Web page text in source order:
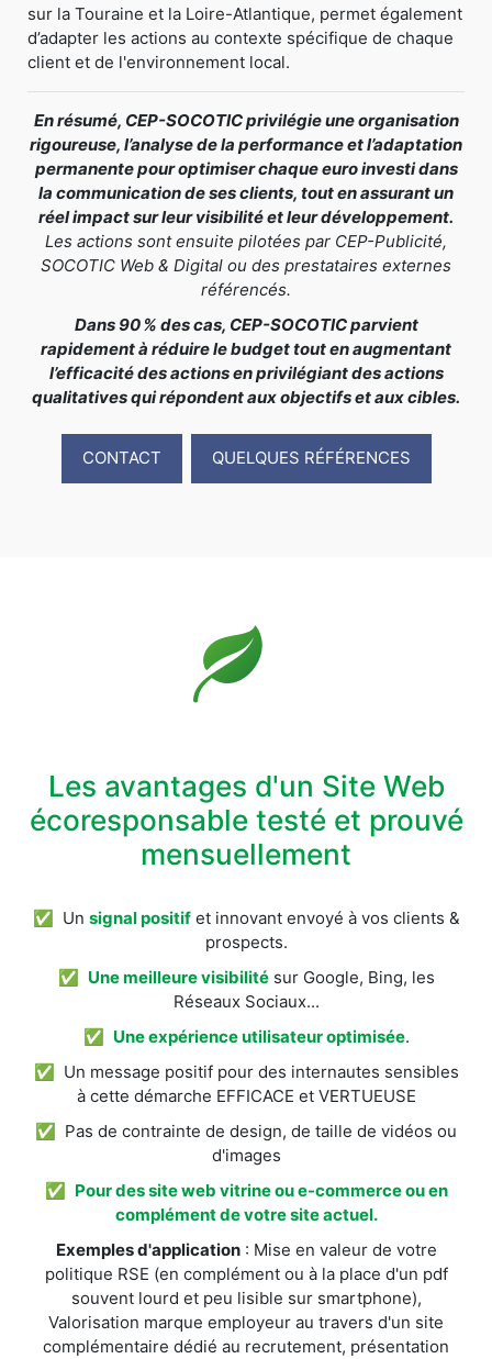
sur la Touraine et la Loire-Atlantique, permet également
d’adapter les actions au contexte spécifique de chaque
client et de l'environnement local.
En résumé, CEP-SOCOTIC privilégie une organisation
rigoureuse, l’analyse de la performance et l’adaptation
permanente pour optimiser chaque euro investi dans
la communication de ses clients, tout en assurant un
réel impact sur leur visibilité et leur développement.
Les actions sont ensuite pilotées par CEP-Publicité,
SOCOTIC Web & Digital ou des prestataires externes
référencés.
Dans 90 % des cas, CEP-SOCOTIC parvient
rapidement à réduire le budget tout en augmentant
l’efficacité des actions en privilégiant des actions
qualitatives qui répondent aux objectifs et aux cibles.
CONTACT QUELQUES RÉFÉRENCES
Les avantages d'un Site Web
écoresponsable testé et prouvé
mensuellement
✅ Un signal positifet innovant envoyé à vos clients &
prospects.
✅ Une meilleure visibilitésur Google, Bing, les
Réseaux Sociaux...
✅ Une expérience utilisateur optimisée.
✅ Un message positif pour des internautes sensibles
à cette démarche EFFICACE et VERTUEUSE
✅ Pas de contrainte de design, de taille de vidéos ou
d'images
✅ Pour des site web vitrine ou e-commerce ou en
complément de votre site actuel.
Exemples d'application: Mise en valeur de votre
politique RSE (en complément ou à la place d'un pdf
souvent lourd et peu lisible sur smartphone),
Valorisation marque employeur au travers d'un site
complémentaire dédié au recrutement, présentation